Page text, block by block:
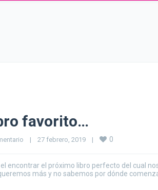
favorito…
| 27 febrero, 2019 | 0
encontrar el próximo libro perfecto del cual
más y no sabemos por dónde